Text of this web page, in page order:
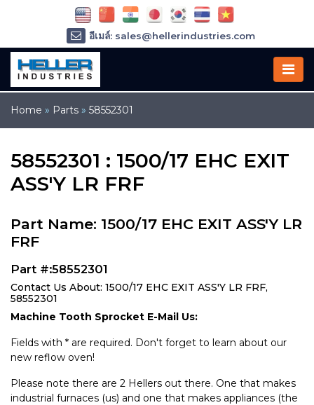
Home » Parts » 58552301
58552301 : 1500/17 EHC EXIT
ASS'Y LR FRF
Part Name: 1500/17 EHC EXIT ASS'Y LR
FRF
Part #:58552301
Contact Us About: 1500/17 EHC EXIT ASS'Y LR FRF,
58552301
Machine Tooth Sprocket E-Mail Us:
Fields with * are required. Don't forget to learn about our
new reflow oven!
Please note there are 2 Hellers out there. One that makes
industrial furnaces (us) and one that makes appliances (the
อีเมล์: sales@hellerindustries.com
อีเมล์: service@hellerindustries.com
โทรศัพท์ :